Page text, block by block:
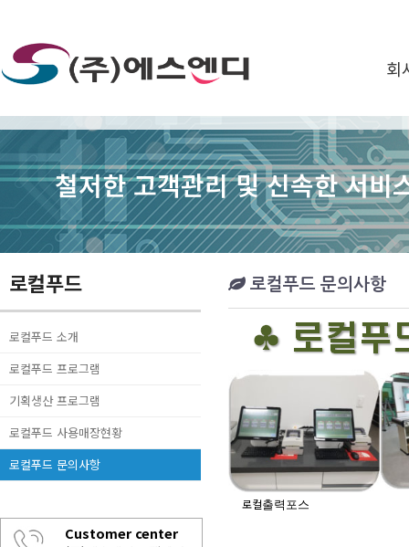
회
철저한 고객관리 및 신속한 서비
로컬푸드
로컬푸드 소개
로컬푸드 프로그램
기획생산 프로그램
로컬푸드 사용매장현황
로컬푸드 문의사항
Customer center
로컬푸드 문의사항
로컬출력포스